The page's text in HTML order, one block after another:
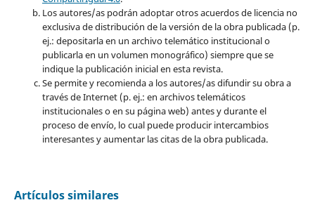
Los autores/as podrán adoptar otros acuerdos de licencia no
exclusiva de distribución de la versión de la obra publicada (p.
ej.: depositarla en un archivo telemático institucional o
publicarla en un volumen monográfico) siempre que se
indique la publicación inicial en esta revista.
Se permite y recomienda a los autores/as difundir su obra a
través de Internet (p. ej.: en archivos telemáticos
institucionales o en su página web) antes y durante el
proceso de envío, lo cual puede producir intercambios
interesantes y aumentar las citas de la obra publicada.
Artículos similares